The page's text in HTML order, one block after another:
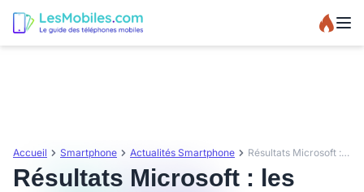
Accueil Smartphone Actualités Smartphone Résultats Microsoft : les revenus des smartphones en baisse de 70 %
Résultats Microsoft : les